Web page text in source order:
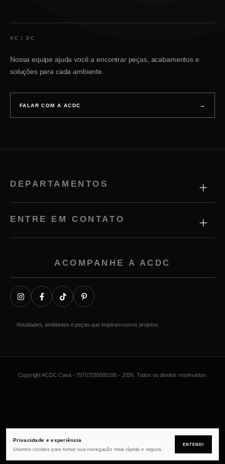
Privacidade e experiência
Usamos cookies para tornar sua navegação mais rápida e segura.
ENTENDI
AC / DC
Nossa equipe ajuda você a encontrar peças, acabamentos e
soluções para cada ambiente.
FALAR COM A ACDC →
DEPARTAMENTOS
ENTRE EM CONTATO
ACOMPANHE A ACDC
Novidades, ambientes e peças que inspiram novos projetos.
Copyright ACDC Casa - 79707295000190 - 2026. Todos os direitos reservados.